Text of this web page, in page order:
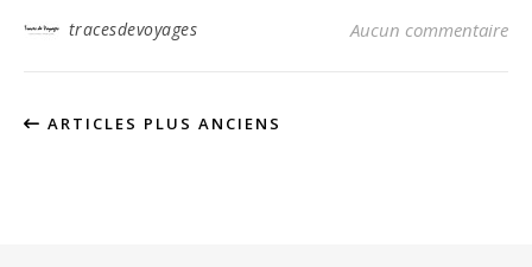
tracesdevoyages Aucun commentaire
ARTICLES PLUS ANCIENS